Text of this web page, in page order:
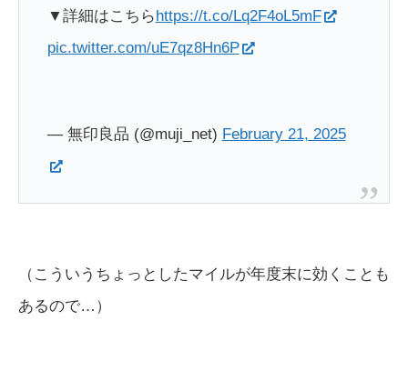
▼詳細はこちら https://t.co/Lq2F4oL5mF
pic.twitter.com/uE7qz8Hn6P
— 無印良品 (@muji_net) February 21, 2025
（こういうちょっとしたマイルが年度末に効くことも
あるので…）